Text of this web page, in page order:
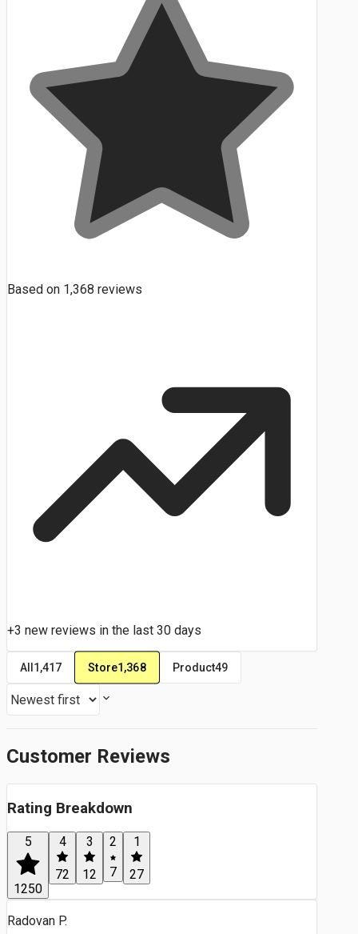
Based on 1,368 reviews
+3 new reviews in the last 30 days
All 1,417 Store1,368 Product49
Customer Reviews
Rating Breakdown
5
1250
4
72
3
12
2
7
1
27
Radovan P.